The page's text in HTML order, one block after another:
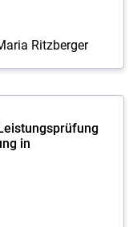
Ritzberger
in